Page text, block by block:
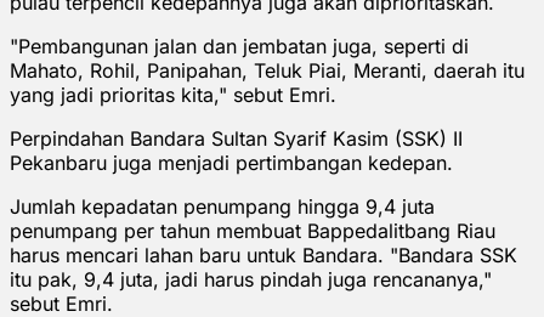
"Pembangunan jalan dan jembatan juga, seperti di
Mahato, Rohil, Panipahan, Teluk Piai, Meranti, daerah itu
yang jadi prioritas kita," sebut Emri.
Perpindahan Bandara Sultan Syarif Kasim (SSK) II
Pekanbaru juga menjadi pertimbangan kedepan.
Jumlah kepadatan penumpang hingga 9,4 juta
penumpang per tahun membuat Bappedalitbang Riau
harus mencari lahan baru untuk Bandara. "Bandara SSK
itu pak, 9,4 juta, jadi harus pindah juga rencananya,"
sebut Emri.